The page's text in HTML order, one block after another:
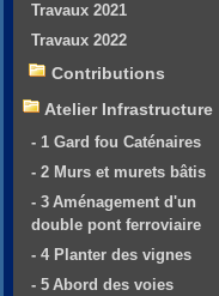
Travaux 2021
Travaux 2022
Contributions
Atelier Infrastructure
- 1 Gard fou Caténaires
- 2 Murs et murets bâtis
- 3 Aménagement d'un
double pont ferroviaire
- 4 Planter des vignes
- 5 Abord des voies